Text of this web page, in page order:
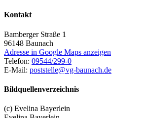
Kontakt
Bamberger Straße 1
96148 Baunach
Adresse in Google Maps anzeigen
Telefon: 09544/299-0
E-Mail: poststelle@vg-baunach.de
Bildquellenverzeichnis
(c) Evelina Bayerlein